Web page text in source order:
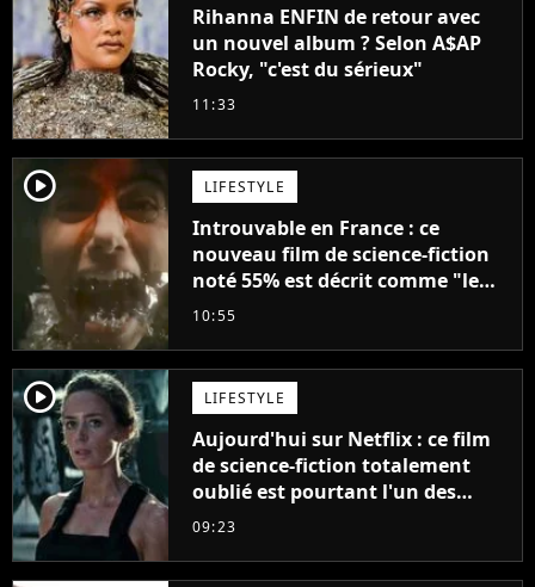
Rihanna ENFIN de retour avec
un nouvel album ? Selon A$AP
Rocky, "c'est du sérieux"
11:33
player2 LIFESTYLE
Introuvable en France : ce
nouveau film de science-fiction
noté 55% est décrit comme "le
plus stupide de l'année"
10:55
player2 LIFESTYLE
Aujourd'hui sur Netflix : ce film
de science-fiction totalement
oublié est pourtant l'un des
meilleurs des années 2010
09:23